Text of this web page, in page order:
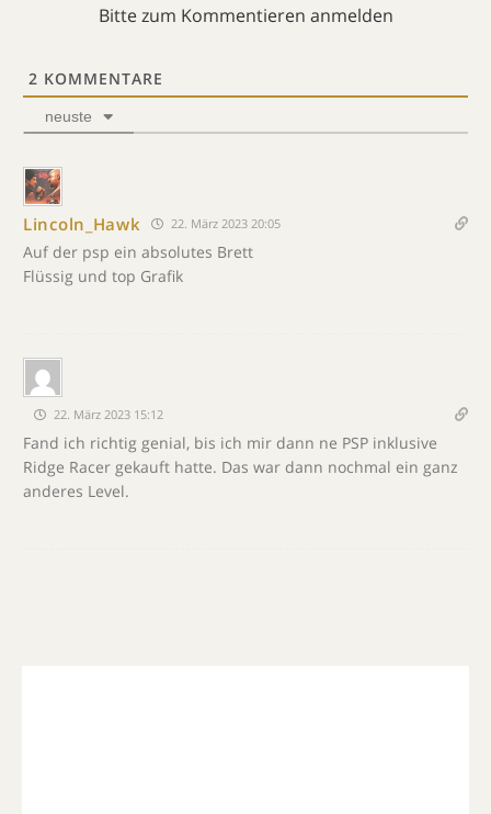
Bitte zum Kommentieren anmelden
2 KOMMENTARE
neuste
Lincoln_Hawk 22. März 2023 20:05
Auf der psp ein absolutes Brett
Flüssig und top Grafik
22. März 2023 15:12
Fand ich richtig genial, bis ich mir dann ne PSP inklusive
Ridge Racer gekauft hatte. Das war dann nochmal ein ganz
anderes Level.